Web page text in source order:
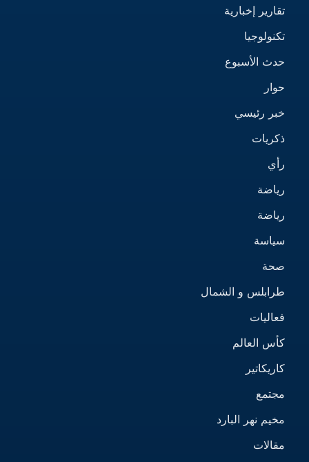
تقارير إخبارية
تكنولوجيا
حدث الأسبوع
حوار
خبر رئيسي
ذكريات
رأي
رياضة
رياضة
سياسة
صحة
طرابلس و الشمال
فعاليات
كأس العالم
كاريكاتير
مجتمع
مخيم نهر البارد
مقالات